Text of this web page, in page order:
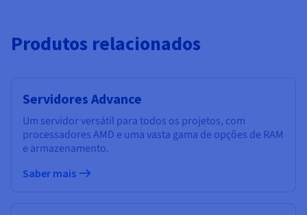
Produtos relacionados
Servidores Advance
Um servidor versátil para todos os projetos, com
processadores AMD e uma vasta gama de opções de RAM
e armazenamento.
Saber mais